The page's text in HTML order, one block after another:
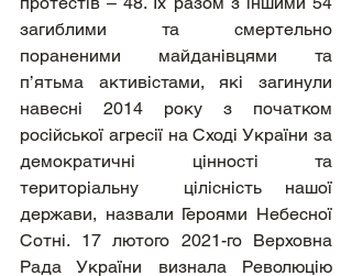
загиблими та смертельно
пораненими майданівцями та
п’ятьма активістами, які загинули
навесні 2014 року з початком
російської агресії на Сході України за
демократичні цінності та
територіальну  цілісність нашої
держави, назвали Героями Небесної
Сотні. 17 лютого 2021-го Верховна
Рада України визнала Революцію